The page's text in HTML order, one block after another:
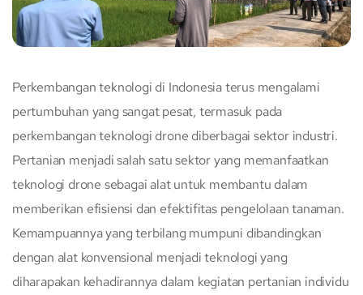
Perkembangan teknologi di Indonesia terus mengalami
pertumbuhan yang sangat pesat, termasuk pada
perkembangan teknologi drone diberbagai sektor industri.
Pertanian menjadi salah satu sektor yang memanfaatkan
teknologi drone sebagai alat untuk membantu dalam
memberikan efisiensi dan efektifitas pengelolaan tanaman.
Kemampuannya yang terbilang mumpuni dibandingkan
dengan alat konvensional menjadi teknologi yang
diharapakan kehadirannya dalam kegiatan pertanian individu